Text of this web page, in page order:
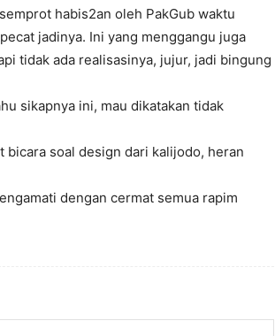
habis2an oleh PakGub waktu
jadinya. Ini yang menggangu juga
tidak ada realisasinya, jujur, jadi bingung
sikapnya ini, mau dikatakan tidak
bicara soal design dari kalijodo, heran
dengan cermat semua rapim